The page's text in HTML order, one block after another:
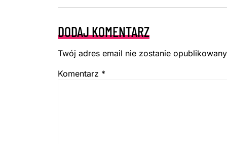
DODAJ KOMENTARZ
Twój adres email nie zostanie
Komentarz *